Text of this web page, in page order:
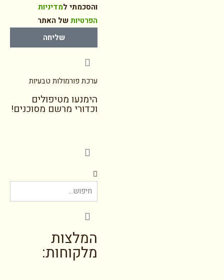
והסכמתי למדיניות
הפרטיותשל האתר
שליחה
ערכת פורמולות טבעיות
הימנעו מטיפולים
וכדורי מרשם מסוכנים!
המלצות
מלקוחות: